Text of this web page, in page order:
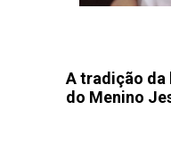
A tradição da
do Menino